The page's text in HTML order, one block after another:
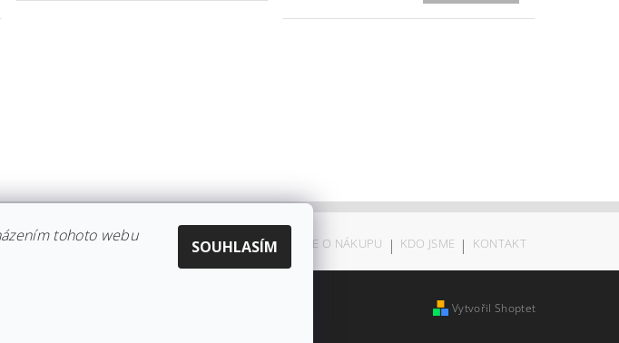
DISTRIBUCE IITTALA | REKLAMACE/ODSTOUPENÍ VŠE O NÁKUPU | KDO JSME | KONTAKT
Vytvořil Shoptet
tohoto webu
SOUHLASÍM